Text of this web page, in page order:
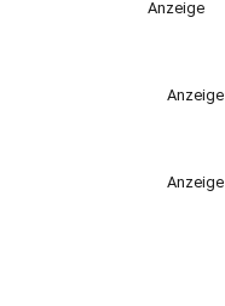
Anzeige
Anzeige
Anzeige